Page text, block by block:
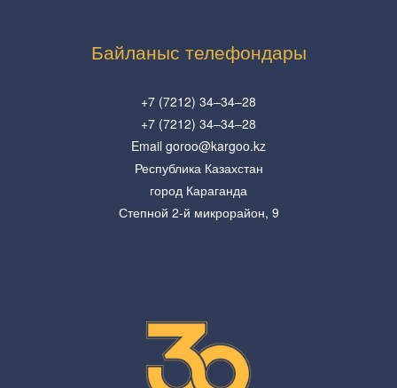
Байланыс телефондары
+7 (7212) 34–34–28
+7 (7212) 34–34–28
Email goroo@kargoo.kz
Республика Казахстан
город Караганда
Степной 2-й микрорайон, 9